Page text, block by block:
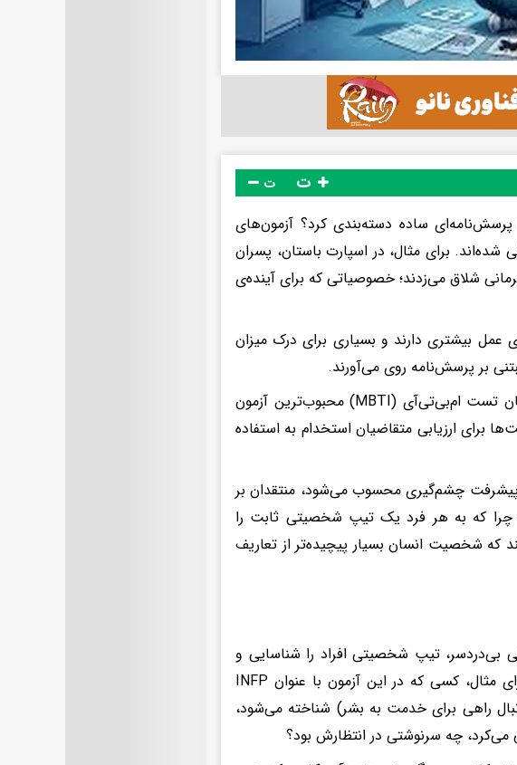
ت
پرسش‌نامه‌ای ساده دسته‌بندی کرد؟ آزمون‌های
برای مثال، در اسپارت باستان، پسران
شلاق می‌زدند؛ خصوصیاتی که برای آینده‌ی
عمل بیشتری دارند و بسیاری برای درک میزان
بر پرسش‌نامه روی می‌آورند.
در حال حاضر، شاخص تیپ شخصیتی مایرز-بریگز یا همان تست ام‌بی‌تی‌آی (MBTI) محبوب‌ترین آزمون
ارزیابی متقاضیان استخدام به استفاده
چشم‌گیری محسوب می‌شود، منتقدان بر
چرا که به هر فرد یک تیپ شخصیتی ثابت را
شخصیت انسان بسیار پیچیده‌تر از تعاریف
تیپ شخصیتی افراد را شناسایی و
کل هویت آن‌ها را در چهار حرف ساده خلاصه می‌کند. برای مثال، کسی که در این آزمون با عنوان INFP
راهی برای خدمت به بشر) شناخته می‌شود،
می‌کرد، چه سرنوشتی در انتظارش بود؟